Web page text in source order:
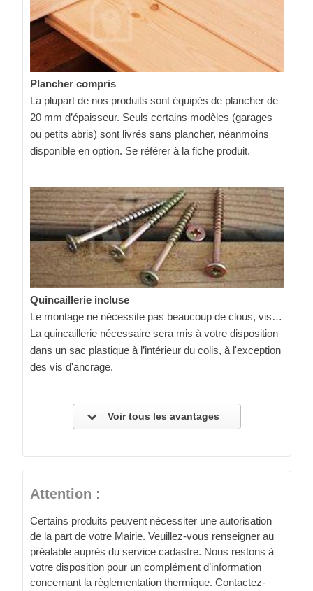
Plancher compris
La plupart de nos produits sont équipés de plancher de
20 mm d’épaisseur. Seuls certains modèles (garages
ou petits abris) sont livrés sans plancher, néanmoins
disponible en option. Se référer à la fiche produit.
Quincaillerie incluse
Le montage ne nécessite pas beaucoup de clous, vis…
La quincaillerie nécessaire sera mis à votre disposition
dans un sac plastique à l’intérieur du colis, à l'exception
des vis d'ancrage.
Voir tous les avantages
Attention :
Certains produits peuvent nécessiter une autorisation
de la part de votre Mairie. Veuillez-vous renseigner au
préalable auprès du service cadastre. Nous restons à
votre disposition pour un complément d’information
concernant la règlementation thermique. Contactez-